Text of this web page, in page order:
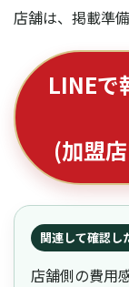
店舗は、掲載準
LINEで
(加盟
関連して確認し
店舗側の費用